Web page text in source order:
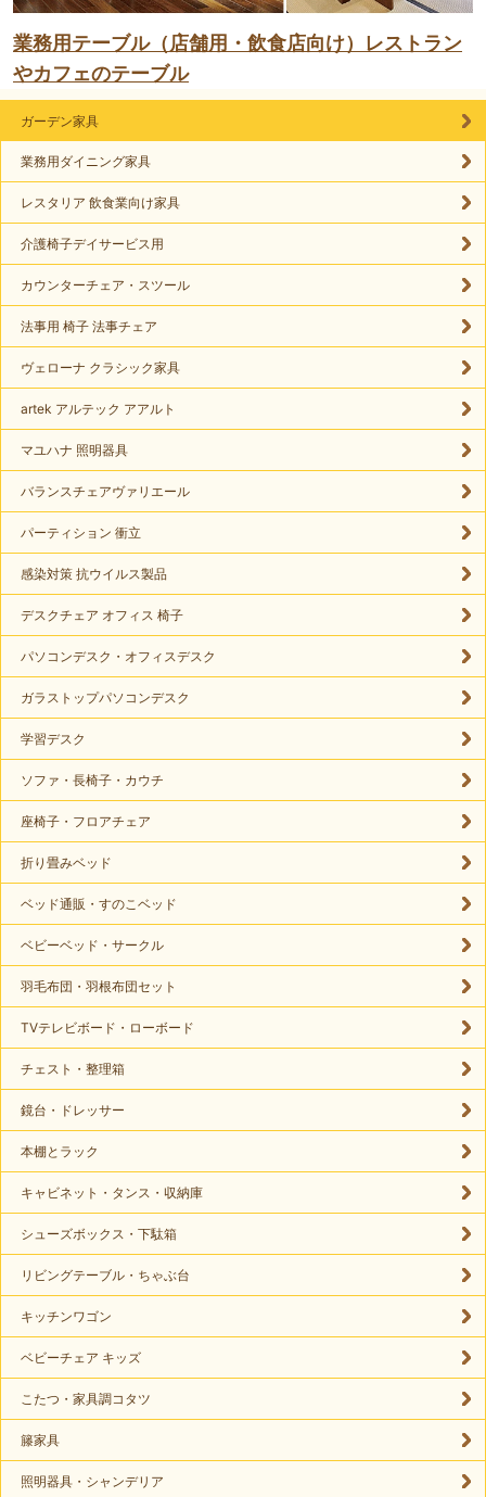
業務用テーブル（店舗用・飲食店向け）レストラン
やカフェのテーブル
ガーデン家具
業務用ダイニング家具
レスタリア 飲食業向け家具
介護椅子デイサービス用
カウンターチェア・スツール
法事用 椅子 法事チェア
ヴェローナ クラシック家具
artek アルテック アアルト
マユハナ 照明器具
バランスチェアヴァリエール
パーティション 衝立
感染対策 抗ウイルス製品
デスクチェア オフィス 椅子
パソコンデスク・オフィスデスク
ガラストップパソコンデスク
学習デスク
ソファ・長椅子・カウチ
座椅子・フロアチェア
折り畳みベッド
ベッド通販・すのこベッド
ベビーベッド・サークル
羽毛布団・羽根布団セット
TVテレビボード・ローボード
チェスト・整理箱
鏡台・ドレッサー
本棚とラック
キャビネット・タンス・収納庫
シューズボックス・下駄箱
リビングテーブル・ちゃぶ台
キッチンワゴン
ベビーチェア キッズ
こたつ・家具調コタツ
籐家具
照明器具・シャンデリア